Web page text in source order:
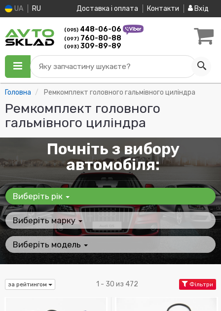
UA RU Доставка і оплата Контакти Вхід
(095) 448-06-06
(097) 760-80-88
(093) 309-89-89
Яку запчастину шукаєте?
Головна Ремкомплект головного гальмівного циліндра
Ремкомплект головного
гальмівного циліндра
Почніть з вибору
автомобіля:
Виберіть рік
Виберіть марку
Виберіть модель
за рейтингом 1 - 30 из 472 Фільтри